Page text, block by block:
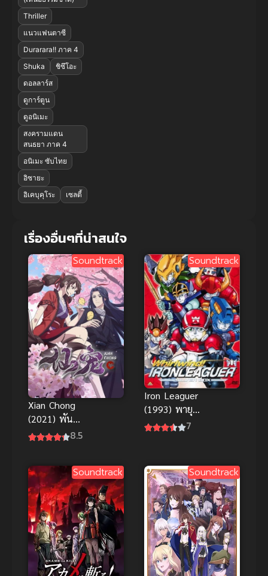
Thriller
แนวแฟนตาซี
Durarara!! ภาค 4
Shuka
ชิซึโอะ
ดอลลาร์ส
ดูการ์ตูน
ดูอนิเมะ
สงครามแดน
สนธยา ภาค 4
อนิเมะ ซับไทย
อิซายะ
อิเคบุคุโระ
เซลตี้
เรื่องอื่นๆที่น่าสนใจ
Soundtrack
Xian Chong
(2021) พันธะ
สวรรค์
8.5
Soundtrack
Iron Leaguer
(1993) พายุ
หมุน ไออ้อน
7
Soundtrack Soundtrack